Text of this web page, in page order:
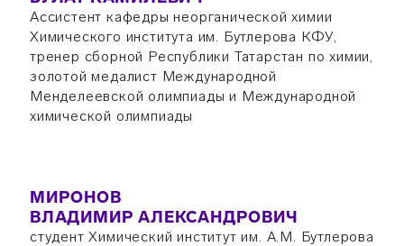
Ассистент кафедры неорганической химии
Химического института им. Бутлерова КФУ,
тренер сборной Республики Татарстан по химии,
золотой медалист Международной
Менделеевской олимпиады и Международной
химической олимпиады
МИРОНОВ
ВЛАДИМИР АЛЕКСАНДРОВИЧ
студент Химический институт им. А.М. Бутлерова